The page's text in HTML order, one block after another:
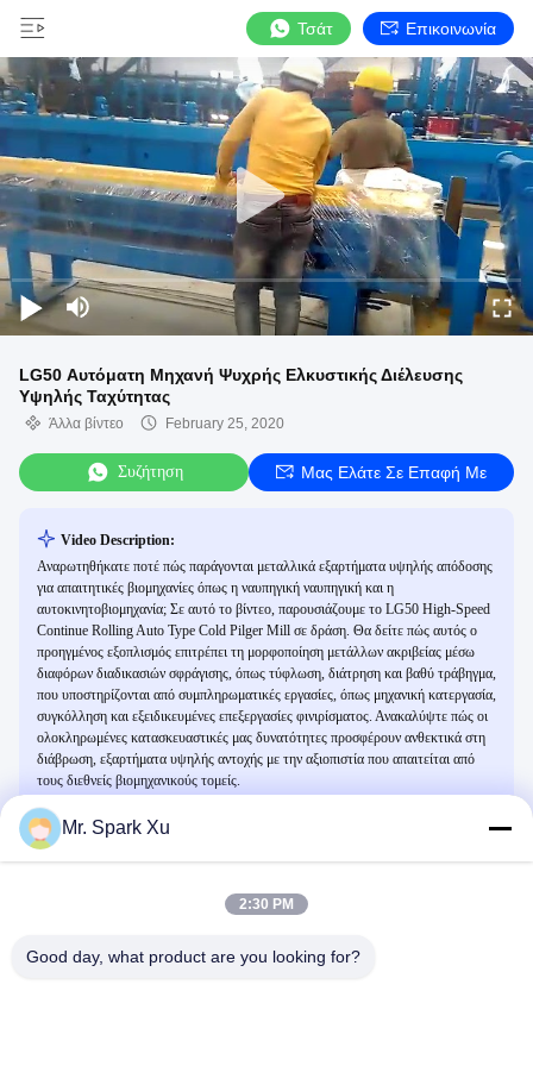
Τσάτ Επικοινωνία
LG50 Αυτόματη Μηχανή Ψυχρής Ελκυστικής Διέλευσης
Υψηλής Ταχύτητας
Άλλα βίντεο February 25, 2020
Συζήτηση Μας Ελάτε Σε Επαφή Με
Video Description:
Αναρωτηθήκατε ποτέ πώς παράγονται μεταλλικά εξαρτήματα υψηλής απόδοσης
για απαιτητικές βιομηχανίες όπως η ναυπηγική ναυπηγική και η
αυτοκινητοβιομηχανία; Σε αυτό το βίντεο, παρουσιάζουμε το LG50 High-Speed ​​
Continue Rolling Auto Type Cold Pilger Mill σε δράση. Θα δείτε πώς αυτός ο
προηγμένος εξοπλισμός επιτρέπει τη μορφοποίηση μετάλλων ακριβείας μέσω
διαφόρων διαδικασιών σφράγισης, όπως τύφλωση, διάτρηση και βαθύ τράβηγμα,
που υποστηρίζονται από συμπληρωματικές εργασίες, όπως μηχανική κατεργασία,
συγκόλληση και εξειδικευμένες επεξεργασίες φινιρίσματος. Ανακαλύψτε πώς οι
ολοκληρωμένες κατασκευαστικές μας δυνατότητες προσφέρουν ανθεκτικά στη
διάβρωση, εξαρτήματα υψηλής αντοχής με την αξιοπιστία που απαιτείται από
τους διεθνείς βιομηχανικούς τομείς.
Mr. Spark Xu
2:30 PM
Good day, what product are you looking for?